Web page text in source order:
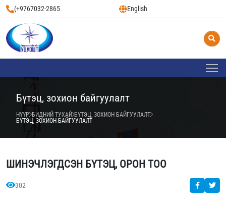
(+9767032-2865 English
Бүтэц, зохион байгуулалт
НҮҮР БИДНИЙ ТУХАЙ БҮТЭЦ, ЗОХИОН БАЙГУУЛАЛТ
БҮТЭЦ, ЗОХИОН БАЙГУУЛАЛТ
ШИНЭЧЛЭГДСЭН БҮТЭЦ, ОРОН ТОО
302